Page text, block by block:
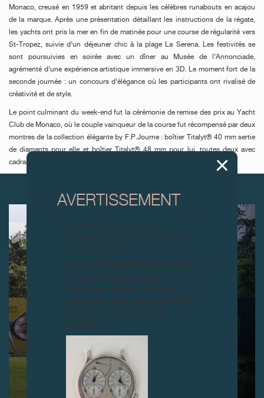
Monaco, creusé en 1959 et abritant depuis les célèbres runabouts en acajou
de la marque. Après une présentation détaillant les instructions de la régate,
les yachts ont pris la mer en fin de matinée pour une course de régularité vers
St-Tropez, suivie d’un déjeuner chic à la plage La Serena. Les festivités se
sont poursuivies en soirée avec un dîner au Musée de l’Annonciade,
agrémenté d’une expérience artistique immersive en 3D. Le moment fort de la
seconde journée : un concours d’élégance où les participants ont rivalisé de
créativité et de style.
Le point culminant du week-end fut la cérémonie de remise des prix au Yacht
Club de Monaco, où le couple vainqueur de la course fut récompensé par deux
montres de la collection élégante by F.P.Journe : boîtier Titalyt® 40 mm sertie
de diamants pour elle et boîtier Titalyt® 48 mm pour lui, toutes deux avec
cadran luminescent et bracelet en caoutchouc turquoise.
AVERTISSEMENT
À tous nos collectionneurs : devant
la recrudescence de faux articles,
nous vous conseillons de faire
preuve de la plus grande vigilance
et de nous contacter avant
d’acheter.